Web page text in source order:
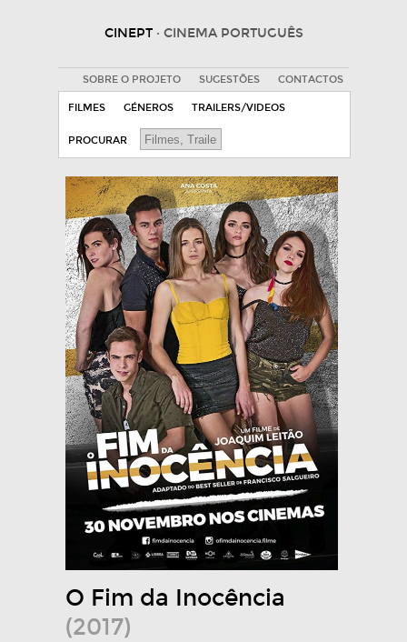
CINEPT · CINEMA PORTUGUÊS
SOBRE O PROJETO SUGESTÕES CONTACTOS
FILMES GÉNEROS TRAILERS/VIDEOS
PROCURAR
O Fim da Inocência
(2017)